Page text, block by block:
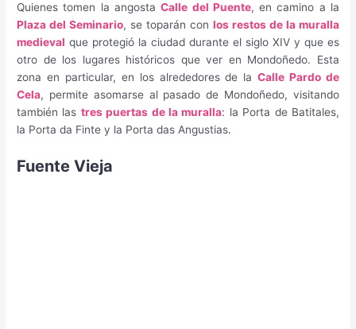
Quienes tomen la angostaCalle del Puente, en camino a la
Plaza del Seminario, se toparán con los restos de la muralla
medieval que protegió la ciudad durante el siglo XIV y que es
otro de los lugares históricos que ver en Mondoñedo. Esta
zona en particular, en los alrededores de laCalle Pardo de
Cela, permite asomarse al pasado de Mondoñedo, visitando
también las tres puertas de la muralla: la Porta de Batitales,
la Porta da Finte y la Porta das Angustias.
Fuente Vieja